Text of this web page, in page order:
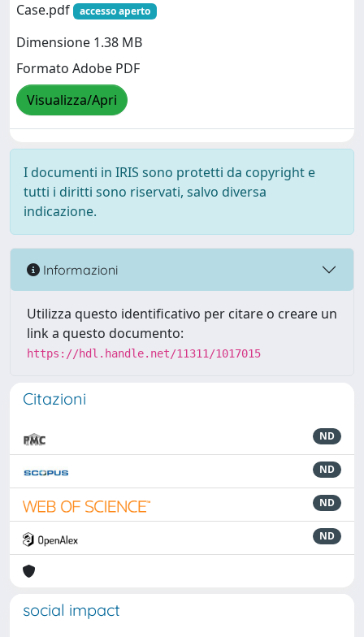
Case.pdf
accesso aperto
Dimensione 1.38 MB
Formato Adobe PDF
Visualizza/Apri
I documenti in IRIS sono protetti da copyright e
tutti i diritti sono riservati, salvo diversa
indicazione.
Informazioni
Utilizza questo identificativo per citare o creare un
link a questo documento:
https://hdl.handle.net/11311/1017015
Citazioni
ND
ND
ND
ND
social impact